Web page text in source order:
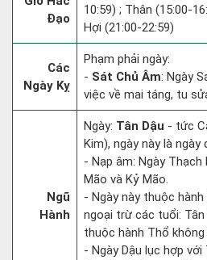
Đạo
10:59) ; Thân (15:00-
Hợi (21:00-22:59)
Các
Ngày Kỵ
Phạm phải ngày:
- Sát Chủ Âm: Ngày
việc về mai táng, tu
Ngũ
Hành
Ngày: Tân Dậu - tức
Kim), ngày này là ngày
- Nạp âm: Ngày
Mão và Kỷ Mão.
- Ngày này thuộc
ngoại trừ các tuổi: Tân
thuộc hành Thổ
- Ngày Dậu lục hợp